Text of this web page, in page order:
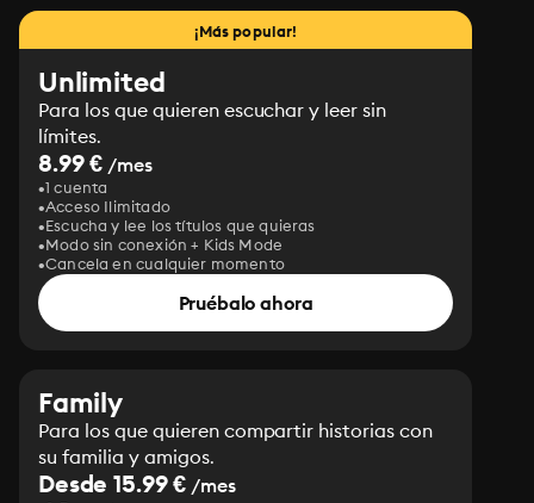
¡Más popular!
Unlimited
Para los que quieren escuchar y leer sin
límites.
8.99 € /mes
1 cuenta
Acceso Ilimitado
Escucha y lee los títulos que quieras
Modo sin conexión + Kids Mode
Cancela en cualquier momento
Pruébalo ahora
Family
Para los que quieren compartir historias con
su familia y amigos.
Desde 15.99 € /mes